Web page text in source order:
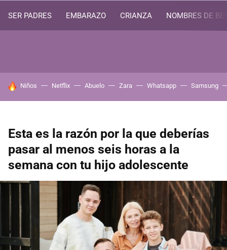
SER PADRES EMBARAZO CRIANZA NOMBRES DE
HOY SE HABLA DE
Niños Netflix Abuelo Zara Whatsapp Samsung
Esta es la razón por la que deberías
pasar al menos seis horas a la
semana con tu hijo adolescente